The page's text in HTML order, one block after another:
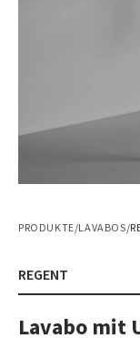
PRODUKTE/LAVABOS/
REGENT
Lavabo mit